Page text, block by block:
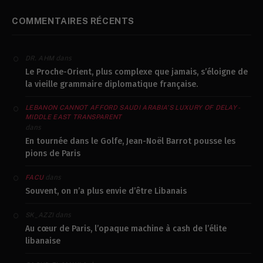
COMMENTAIRES RÉCENTS
DR. AHM dans
Le Proche-Orient, plus complexe que jamais, s’éloigne de
la vieille grammaire diplomatique française.
LEBANON CANNOT AFFORD SAUDI ARABIA’S LUXURY OF DELAY -
MIDDLE EAST TRANSPARENT
dans
En tournée dans le Golfe, Jean-Noël Barrot pousse les
pions de Paris
FACUdans
Souvent, on n’a plus envie d’être Libanais
SK_AZZIdans
Au cœur de Paris, l’opaque machine à cash de l’élite
libanaise